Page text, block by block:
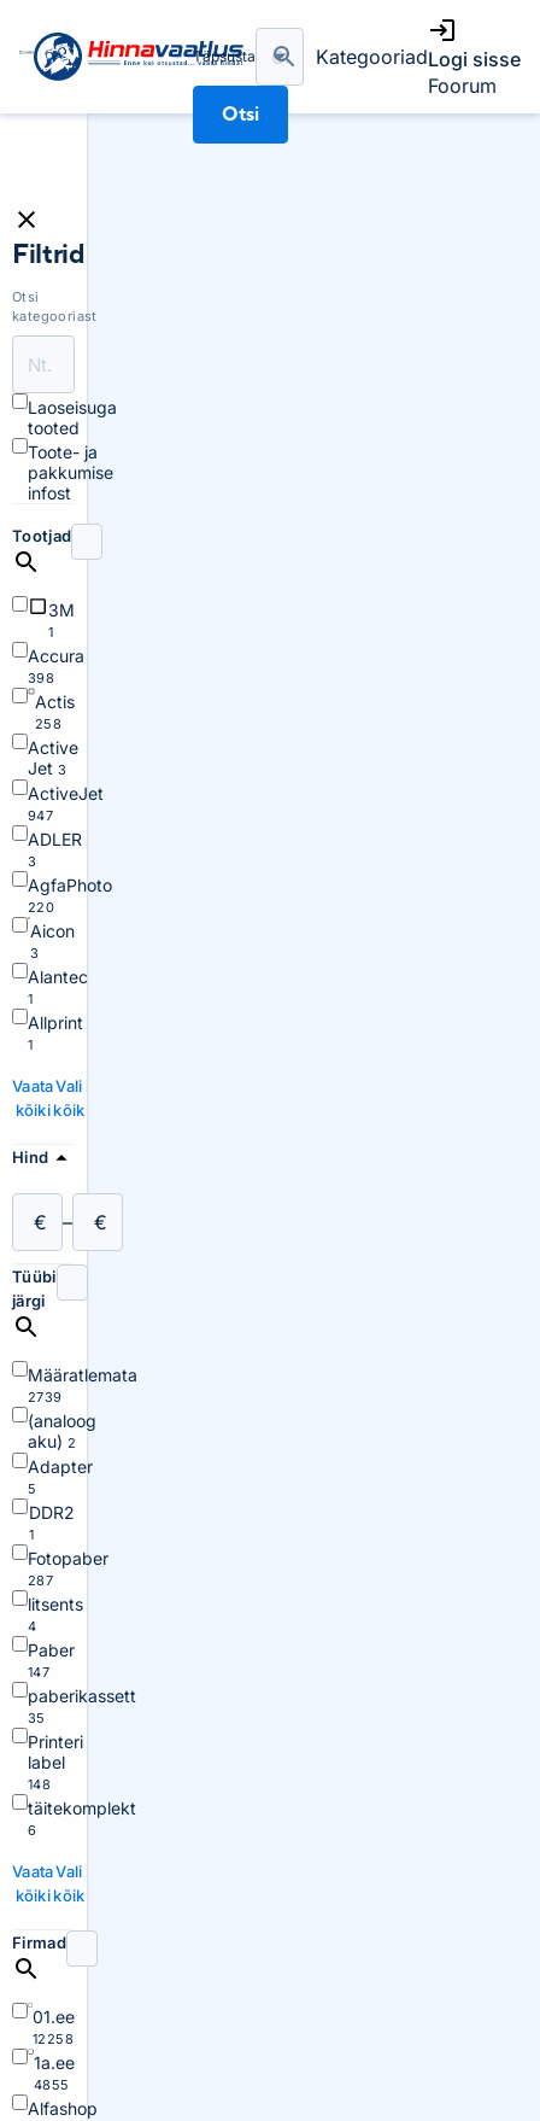
Täpsusta
Otsi
KategooriadLogi sisse
Foorum
Filtrid
Otsi
kategooriast
Laoseisuga
tooted
Toote- ja
pakkumise
infost
Tootjad
3M
1
Accura
398
Actis
258
Active
Jet 3
ActiveJet
947
ADLER
3
AgfaPhoto
220
Aicon
3
Alantec
1
Allprint
1
Vaata
kõiki
Vali
kõik
Hind
€ – €
Tüübi
järgi
Määratlemata
2739
(analoog
aku) 2
Adapter
5
DDR2
1
Fotopaber
287
litsents
4
Paber
147
paberikassett
35
Printeri
label
148
täitekomplekt
6
Vaata
kõiki
Vali
kõik
Firmad
01.ee
12258
1a.ee
4855
Alfashop